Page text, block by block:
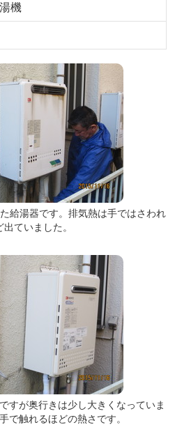
機
給湯器です。排気熱は手ではさわれ
出ていました。
が奥行きは少し大きくなっていま
で触れるほどの熱さです。